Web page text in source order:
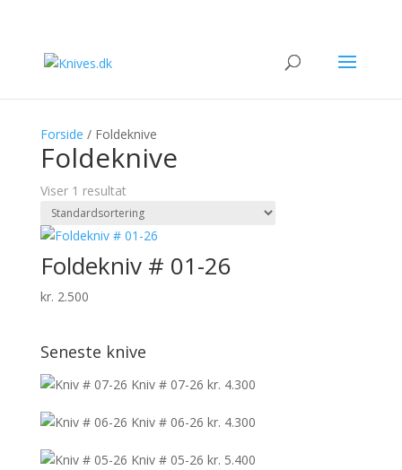
Forside / Foldeknive
Foldeknive
Viser 1 resultat
Foldekniv # 01-26
kr. 2.500
Seneste knive
Kniv # 07-26 kr. 4.300
Kniv # 06-26 kr. 4.300
Kniv # 05-26 kr. 5.400